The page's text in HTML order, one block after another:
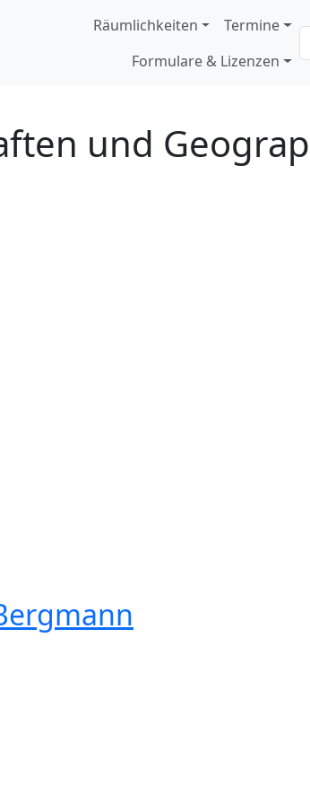
Räumlichkeiten
Termine
Formulare & Lizenzen
und